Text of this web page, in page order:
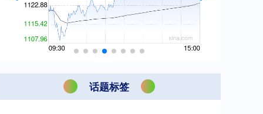
话题标签